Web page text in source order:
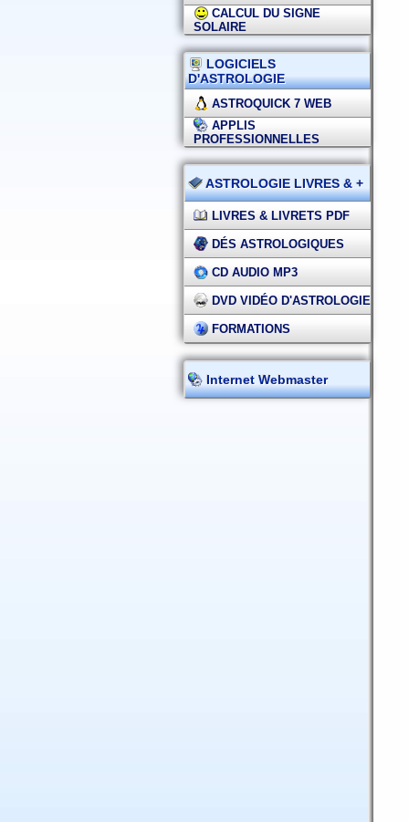
CALCUL DU SIGNE
SOLAIRE
LOGICIELS
D'ASTROLOGIE
ASTROQUICK 7 WEB
APPLIS
PROFESSIONNELLES
ASTROLOGIE LIVRES & +
LIVRES & LIVRETS PDF
DÉS ASTROLOGIQUES
CD AUDIO MP3
DVD VIDÉO D'ASTROLOGIE
FORMATIONS
Internet Webmaster